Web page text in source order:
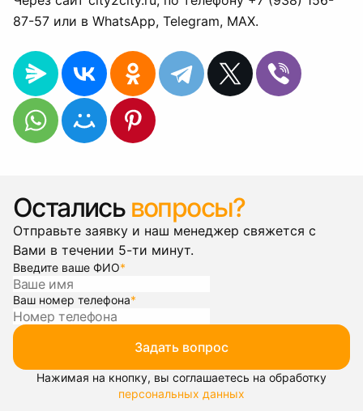
87-57 или в WhatsApp, Telegram, MAX.
Остались вопросы?
Отправьте заявку и наш менеджер свяжется с
Вами в течении 5-ти минут.
Введите ваше ФИО*
Ваш номер телефона*
Задать вопрос
Нажимая на кнопку, вы соглашаетесь на обработку
персональных данных